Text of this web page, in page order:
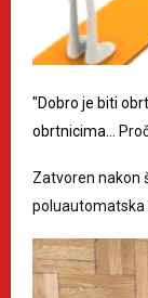
"Dobro je biti
obrtnicima…
Zatvoren nakon
poluautomatska